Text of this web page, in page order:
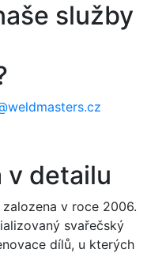
služby
v detailu
v roce 2006.
svařečský
dílů, u kterých